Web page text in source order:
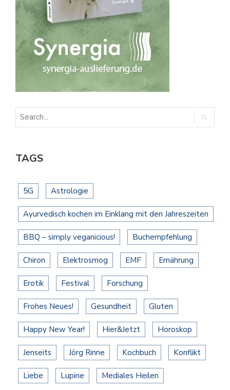
TAGS
5G Astrologie
Ayurvedisch kochen im Einklang mit den Jahreszeiten
BBQ – simply veganicious! Buchempfehlung
Chiron Elektrosmog EMF Ernährung
Erotik Festival Forschung
Frohes Neues! Gesundheit Gluten
Happy New Year! Hier&Jetzt Horoskop
Jenseits Jörg Rinne Kochbuch Konflikt
Liebe Lupine Mediales Heilen